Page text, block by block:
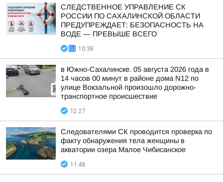
СЛЕДСТВЕННОЕ УПРАВЛЕНИЕ СК
РОССИИ ПО САХАЛИНСКОЙ ОБЛАСТИ
ПРЕДУПРЕЖДАЕТ: БЕЗОПАСНОСТЬ НА
ВОДЕ — ПРЕВЫШЕ ВСЕГО
10:39
в Южно-Сахалинске. 05 августа 2026 года в
14 часов 00 минут в районе дома N12 по
улице Вокзальной произошло дорожно-
транспортное происшествие
12:27
Следователями СК проводится проверка по
факту обнаружения тела женщины в
акватории озера Малое Чибисанское
11:48